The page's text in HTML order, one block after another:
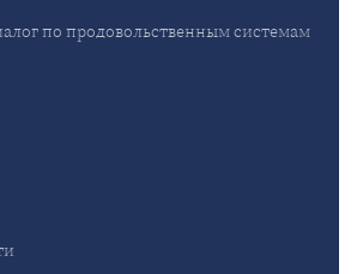
по продовольственным системам